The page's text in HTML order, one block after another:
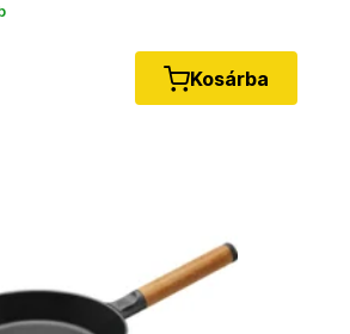
Kosárba